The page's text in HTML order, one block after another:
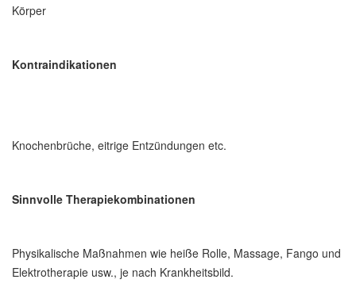
Körper
Kontraindikationen
Knochenbrüche, eitrige Entzündungen etc.
Sinnvolle Therapiekombinationen
Physikalische Maßnahmen wie heiße Rolle, Massage, Fango und
Elektrotherapie usw., je nach Krankheitsbild.